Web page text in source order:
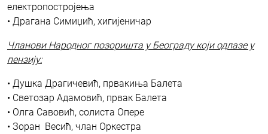
електропостројења
• Драгана Симиџић, хигијеничар
Чланови Народног позоришта у Београду који одлазе у
пензију:
• Душка Драгичевић, првакиња Балета
• Светозар Адамовић, првак Балета
• Олга Савовић, солиста Опере
• Зоран Весић, члан Оркестра